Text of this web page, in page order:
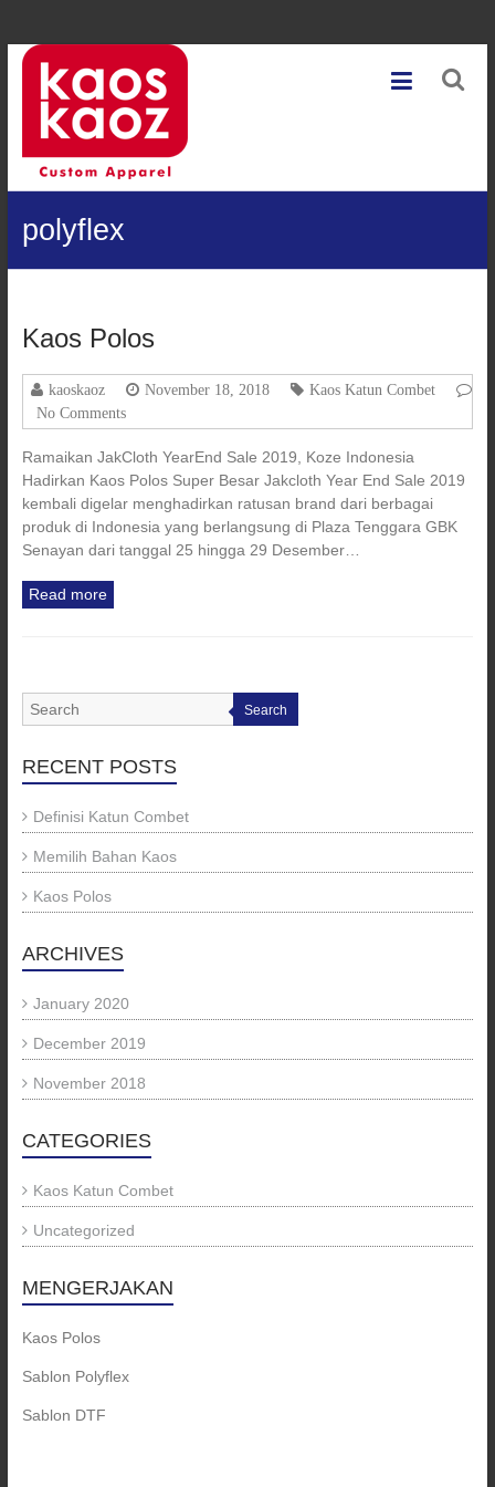
Skip
content
Kaoskaoz
Jasa
Cetak
Kaos
Terbaik
Indonesia
polyflex
Kaos Polos
kaoskaoz November 18, 2018
Kaos Katun Combet
No Comments
Ramaikan JakCloth YearEnd Sale 2019, Koze Indonesia
Hadirkan Kaos Polos Super Besar Jakcloth Year End Sale 2019
kembali digelar menghadirkan ratusan brand dari berbagai
produk di Indonesia yang berlangsung di Plaza Tenggara GBK
Senayan dari tanggal 25 hingga 29 Desember…
Read more
Search
RECENT POSTS
Definisi Katun Combet
Memilih Bahan Kaos
Kaos Polos
ARCHIVES
January 2020
December 2019
November 2018
CATEGORIES
Kaos Katun Combet
Uncategorized
MENGERJAKAN
Kaos Polos
Sablon Polyflex
Sablon DTF